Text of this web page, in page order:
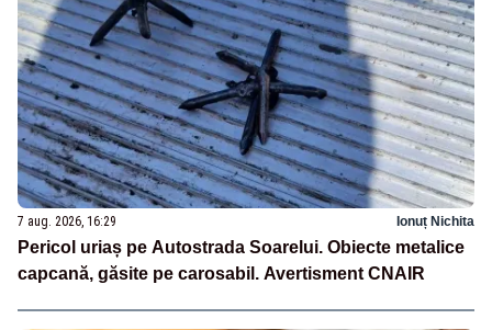
7 aug. 2026, 16:29 Ionuț Nichita
Pericol uriaș pe Autostrada Soarelui. Obiecte metalice
capcană, găsite pe carosabil. Avertisment CNAIR